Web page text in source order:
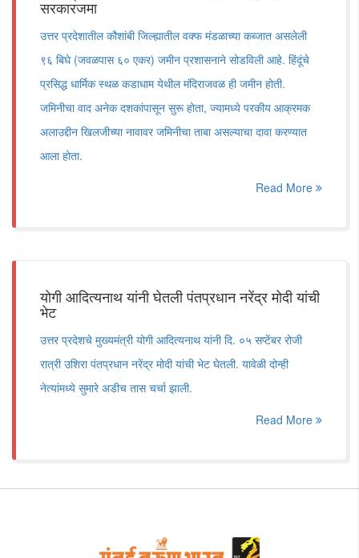
सरकारजमा
उत्तर प्रदेशातील कौशांबी जिल्ह्यातील वक्फ मंडळाच्या कब्जात असलेली
९६ बिघे (जवळपास ६० एकर) जमीन प्रशासनाने सोडविली आहे. हिंदूंचे
प्रसिद्ध धार्मिक स्थळ कडाधाम येथील मंदिराजवळ ही जमीन होती.
जमिनीचा वाद अनेक दशकांपासून सुरू होता, ज्यामध्ये परकीय आक्रमक
अलाउद्दीन खिलजीच्या नावावर जमिनीचा ताबा असल्याचा दावा करण्यात
आला होता.
Read More
योगी आदित्यनाथ यांनी घेतली पंतप्रधान नरेंद्र मोदी यांची
भेट
उत्तर प्रदेशचे मुख्यमंत्री योगी आदित्यनाथ यांनी दि. ०५ सप्टेंबर रोजी
रात्री उशिरा पंतप्रधान नरेंद्र मोदी यांची भेट घेतली. यावेळी दोन्ही
नेत्यांमध्ये सुमारे अडीच तास चर्चा झाली.
Read More